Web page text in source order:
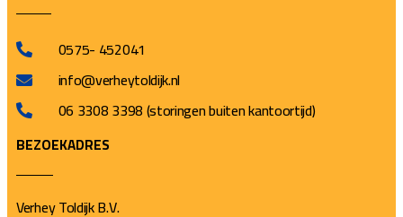
0575- 452041
info@verheytoldijk.nl
06 3308 3398 (storingen buiten kantoortijd)
BEZOEKADRES
Verhey Toldijk B.V.